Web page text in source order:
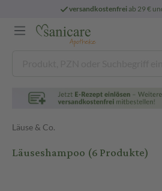
ab 29 € und für E-Rezepte
Läuse & Co.
Läuseshampoo (6 Produkte)